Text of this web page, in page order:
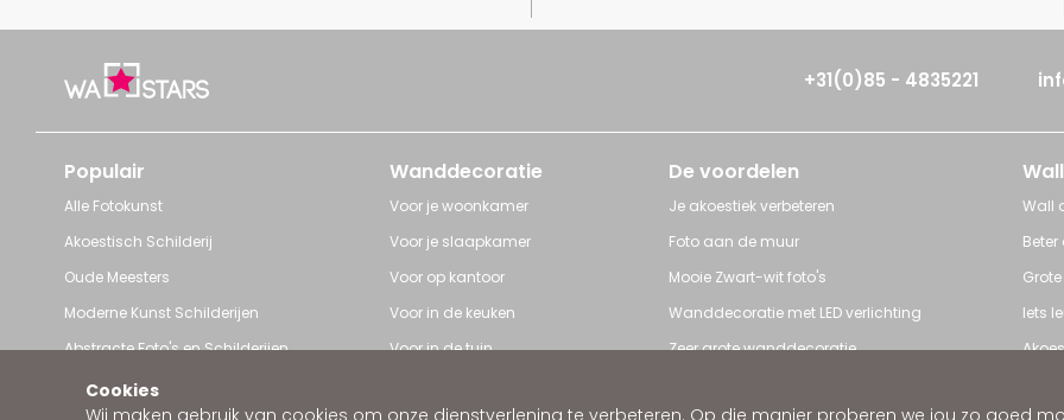
Cookies
Wij maken gebruik van cookies om onze dienstverlening te verbeteren. Op die manier proberen we jou zo goed
+31(0)85 - 4835221
Populair
Alle Fotokunst
Akoestisch Schilderij
Oude Meesters
Moderne Kunst Schilderijen
Abstracte Foto's en Schilderijen
Pop Art schilderijen
Wanddecoratie
Voor je woonkamer
Voor je slaapkamer
Voor op kantoor
Voor in de keuken
Voor in de tuin
De voordelen
Je akoestiek verbeteren
Foto aan de muur
Mooie Zwart-wit foto's
Wanddecoratie met LED verlichting
Zeer grote wanddecoratie
Wall
Iets